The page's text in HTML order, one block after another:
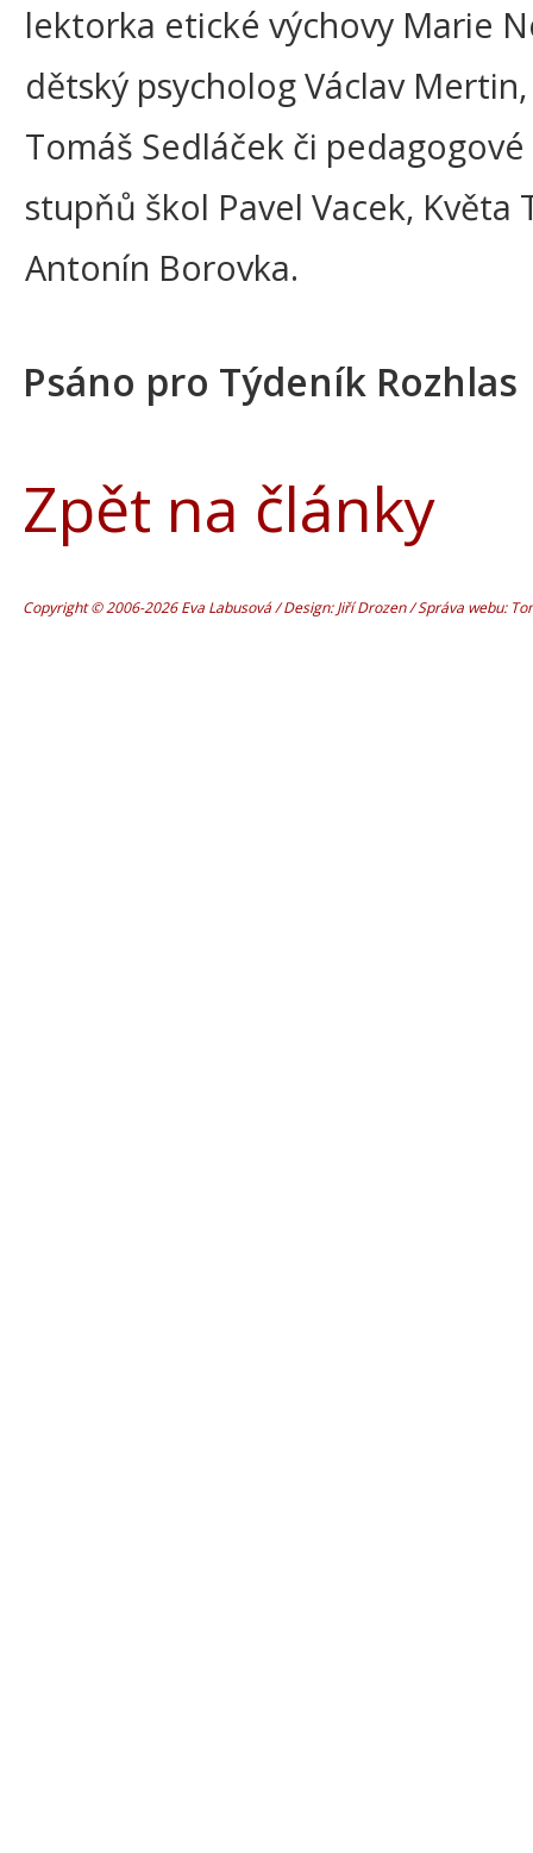
lektorka etické výchovy Marie
dětský psycholog Václav
Tomáš Sedláček či
stupňů škol Pavel Vacek, Květa
Antonín Borovka.
Psáno pro Týdeník Rozhlas
Zpět na články
Copyright © 2006-2026 Eva Labusová / Design: Jiří Drozen / Správa webu: